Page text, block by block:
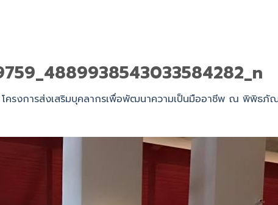
โครงการส่งเสริมบุคลากรเพื่อพัฒนาความเป็นมืออาชีพ ณ พิพิธภั